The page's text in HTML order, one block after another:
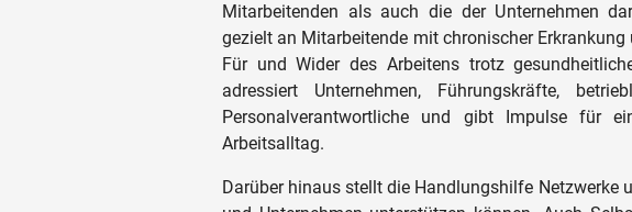
Mitarbeitenden als auch die der Unternehmen
gezielt an Mitarbeitende mit chronischer
Für und Wider des Arbeitens trotz
adressiert Unternehmen, Führungskräfte,
Personalverantwortliche und gibt Impulse für
Arbeitsalltag.
Darüber hinaus stellt die Handlungshilfe Netzwerke